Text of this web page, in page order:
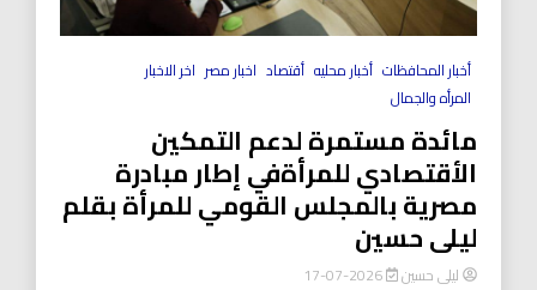
أخبار المحافظات أخبار محليه أقتصاد اخبار مصر اخر الاخبار
المرأه والجمال
مائدة مستمرة لدعم التمكين
الأقتصادي للمرأةفي إطار مبادرة
مصرية بالمجلس القومي للمرأة بقلم
ليلى حسين
ليلى حسين 2026-07-17